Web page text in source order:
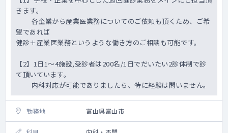
きます。
各企業から産業医業務についてのご依頼も頂くため、ご希
望であれば
健診＋産業医業務というような働き方のご相談も可能です。
【2】1日1～4施設,受診者は200名/1日でだいたい2診体制で診
て頂いています。
内科対応が可能でありましたら、特に経験は問いません。
勤務地 富山県富山市